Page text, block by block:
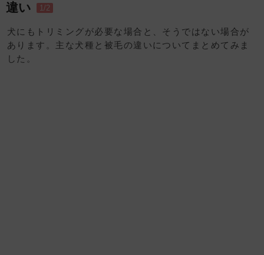
違い
1/2
犬にもトリミングが必要な場合と、そうではない場合が
あります。主な犬種と被毛の違いについてまとめてみま
した。